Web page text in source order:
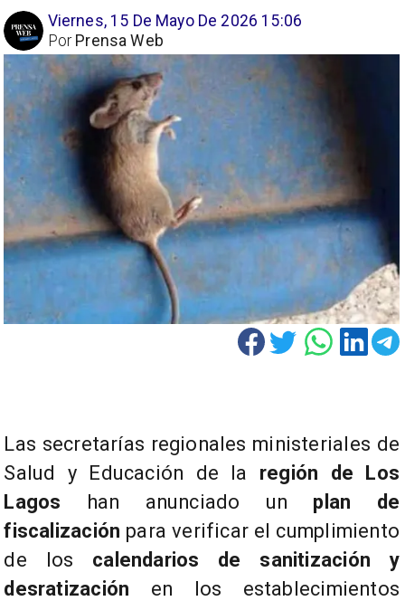
Viernes, 15 De Mayo De 2026 15:06
Prensa Web
Por
Las secretarías regionales ministeriales de
Salud y Educación de la región de Los
Lagos han anunciado un plan de
fiscalización para verificar el cumplimiento
de los calendarios de sanitización y
desratización en los establecimientos